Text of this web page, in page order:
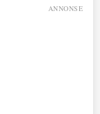
ANNONSE